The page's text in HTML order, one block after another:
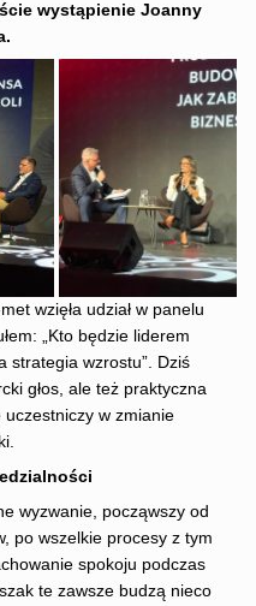
wystąpienie Joanny
wzięła udział w panelu
„Kto będzie liderem
strategia wzrostu”. Dziś
głos, ale też praktyczna
w zmianie
wyzwanie, począwszy od
po wszelkie procesy z tym
spokoju podczas
te zawsze budzą nieco